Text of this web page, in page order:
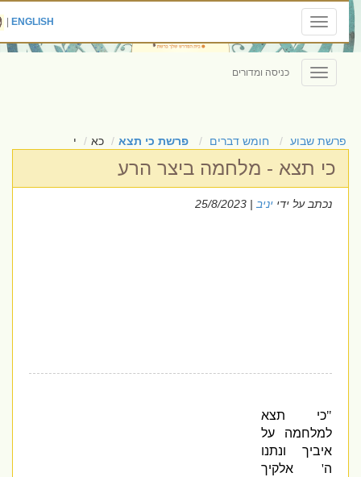
Toggle
navigation
ENGLISH
|
Toggle
navigation
כניסה ומדורים
פרשת שבוע חומש דברים פרשת כי תצא כא י
כי תצא - מלחמה ביצר הרע
נכתב על ידייניב| 25/8/2023
כי תצא
למלחמה על
איביך ונתנו
'
אלקיך